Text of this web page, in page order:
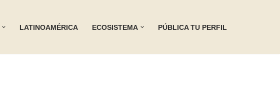
LATINOAMÉRICA ECOSISTEMA PÚBLICA TU PERFIL